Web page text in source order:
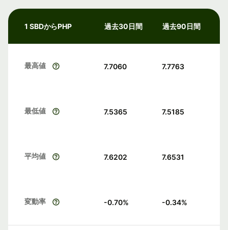
1 SBDからPHP 過去30日間 過去90日間
最高値 7.7060 7.7763
最低値 7.5365 7.5185
平均値 7.6202 7.6531
変動率 -0.70% -0.34%